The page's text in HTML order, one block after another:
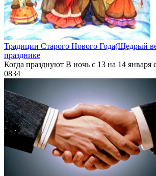
Традиции Старого Нового Года(Щедрый
празднике
Когда празднуют В ночь с 13 на 14 января
0834